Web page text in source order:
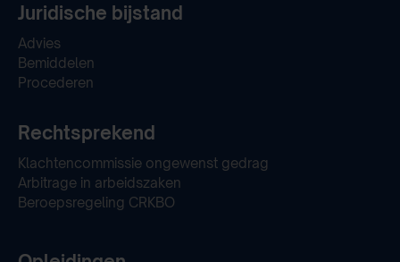
Juridische bijstand
Advies
Bemiddelen
Procederen
Rechtsprekend
Klachtencommissie ongewenst gedrag
Arbitrage in arbeidszaken
Beroepsregeling CRKBO